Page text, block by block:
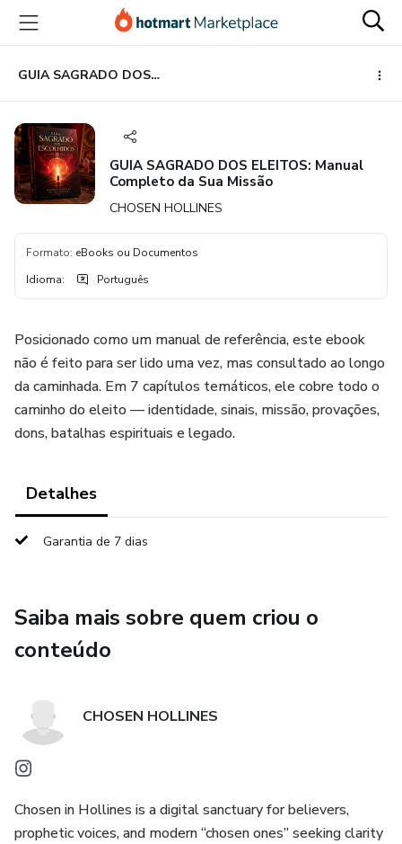
para
conteúdo
principal
para
pagamento
para
rodapé
GUIA SAGRADO DOS ELEITOS: Manual Completo da Sua Missão
GUIA SAGRADO DOS ELEITOS: Manual
Completo da Sua Missão
CHOSEN HOLLINES
Formato: eBooks ou Documentos
Idioma: Português
Posicionado como um manual de referência, este ebook
não é feito para ser lido uma vez, mas consultado ao longo
da caminhada. Em 7 capítulos temáticos, ele cobre todo o
caminho do eleito — identidade, sinais, missão, provações,
dons, batalhas espirituais e legado.
Detalhes
Garantia de 7 dias
Saiba mais sobre quem criou o
conteúdo
CHOSEN HOLLINES
Chosen in Hollines is a digital sanctuary for believers,
prophetic voices, and modern “chosen ones” seeking clarity